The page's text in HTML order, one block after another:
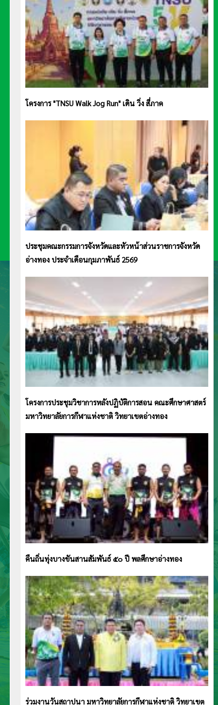
โครงการ "TNSU Walk Jog Run" เดิน วิ่ง สี่ภาค
ประชุมคณะกรรมการจังหวัดและหัวหน้าส่วนราชการจังหวัด
อ่างทอง ประจำเดือนกุมภาพันธ์ 2569
โครงการประชุมวิชาการหลังปฏิบัติการสอน คณะศึกษาศาสตร์
มหาวิทยาลัยการกีฬาแห่งชาติ วิทยาเขตอ่างทอง
คืนถิ่นทุ่งบางขันสานสัมพันธ์ ๕๐ ปี พลศึกษาอ่างทอง
ร่วมงานวันสถาปนา มหาวิทยาลัยการกีฬาแห่งชาติ วิทยาเขต